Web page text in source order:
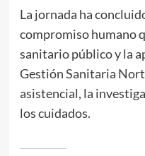
La jornada ha
compromiso humano
sanitario público y la
Gestión Sanitaria
asistencial, la
los cuidados.